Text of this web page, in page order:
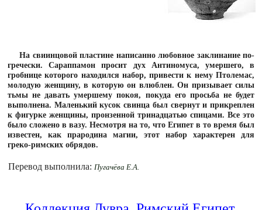
На свиинцовой пластине написанно любовное заклинание по-
гречески. Сараппамон просит дух Антиномуса, умершего, в
гробнице которого находился набор, привести к нему Птолемас,
молодую женщину, в которую он влюблен. Он призывает силы
тьмы не давать умершему покоя, покуда его просьба не будет
выполнена. Маленький кусок свинца был свернут и прикреплен
к фигурке женщины, пронзенной тринадцатью спицами. Все это
было сложено в вазу. Несмотря на то, что Египет в то время был
известен, как прародина магии, этот набор характерен для
греко-римских обрядов.
Перевод выполнила: Пугачёва Е.А.